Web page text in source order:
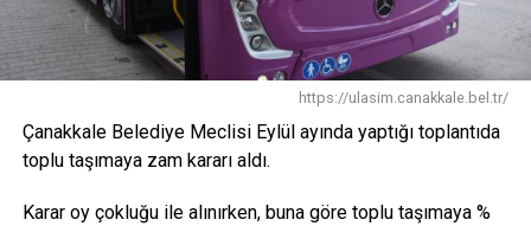
https://ulasim.canakkale.bel.tr/
Çanakkale Belediye Meclisi Eylül ayında yaptığı toplantıda
toplu taşımaya zam kararı aldı.
Karar oy çokluğu ile alınırken, buna göre toplu taşımaya %